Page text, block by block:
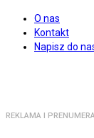
O nas
Kontakt
Napisz do
REKLAMA I